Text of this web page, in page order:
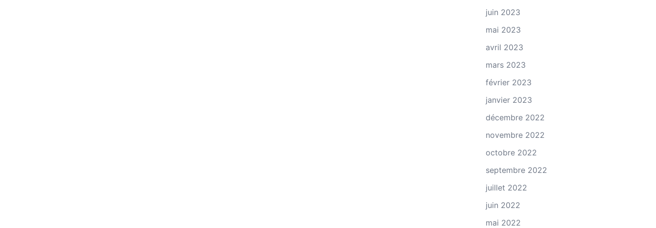
juin 2023
mai 2023
avril 2023
mars 2023
février 2023
janvier 2023
décembre 2022
novembre 2022
octobre 2022
septembre 2022
juillet 2022
juin 2022
mai 2022